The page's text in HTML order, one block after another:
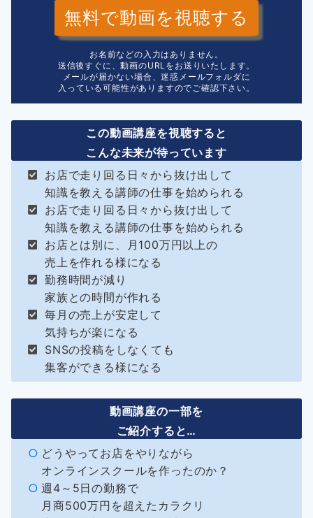
無料で動画を視聴する
お名前などの入力はありません。
送信後すぐに、動画のURLをお送りいたします。
メールが届かない場合、迷惑メールフォルダに
入っている可能性がありますのでご確認下さい。
この動画講座を視聴すると
こんな未来が待っています
お店で走り回る日々から抜け出して
知識を教える講師の仕事を始められる
お店で走り回る日々から抜け出して
知識を教える講師の仕事を始められる
お店とは別に、月100万円以上の
売上を作れる様になる
勤務時間が減り
家族との時間が作れる
毎月の売上が安定して
気持ちが楽になる
SNSの投稿をしなくても
集客ができる様になる
動画講座の一部を
ご紹介すると…
どうやってお店をやりながら
オンラインスクールを作ったのか？
週4～5日の勤務で
月商500万円を超えたカラクリ